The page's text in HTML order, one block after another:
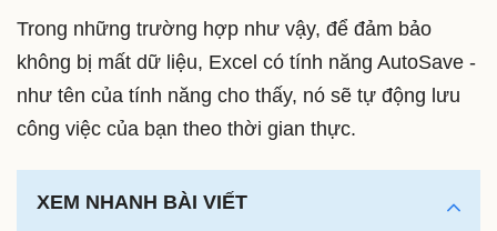
Trong những trường hợp như vậy, để đảm bảo
không bị mất dữ liệu, Excel có tính năng AutoSave -
như tên của tính năng cho thấy, nó sẽ tự động lưu
công việc của bạn theo thời gian thực.
XEM NHANH BÀI VIẾT